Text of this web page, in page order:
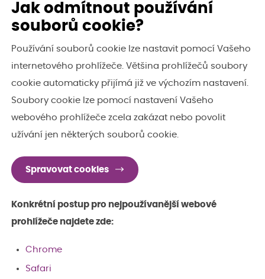
Jak odmítnout používání
souborů cookie?
Používání souborů cookie lze nastavit pomocí Vašeho
internetového prohlížeče. Většina prohlížečů soubory
cookie automaticky přijímá již ve výchozím nastavení.
Soubory cookie lze pomocí nastavení Vašeho
webového prohlížeče zcela zakázat nebo povolit
užívání jen některých souborů cookie.
Spravovat cookies
Konkrétní postup pro nejpoužívanější webové
prohlížeče najdete zde:
Chrome
Safari